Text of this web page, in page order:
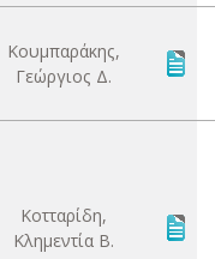
Κουμπαράκης,
Γεώργιος Δ.
Κοτταρίδη,
Κλημεντία Β.